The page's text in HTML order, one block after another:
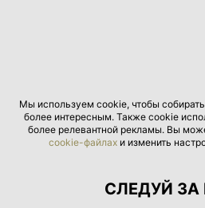
Мы используем cookie, чтобы собирать
более интересным. Также cookie
более релевантной рекламы. Вы
cookie-файлах и изменить
СЛЕДУЙ